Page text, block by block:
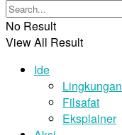
No Result
View All Result
Ide
Lingkungan
Filsafat
Eksplainer